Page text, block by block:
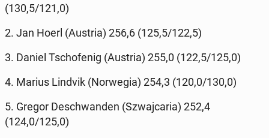
(130,5/121,0)
2. Jan Hoerl (Austria) 256,6 (125,5/122,5)
3. Daniel Tscho­fe­nig (Austria) 255,0 (122,5/125,0)
4. Marius Lindvik (Nor­we­gia) 254,3 (120,0/130,0)
5. Gregor De­schwan­den (Szwaj­ca­ria) 252,4
(124,0/125,0)